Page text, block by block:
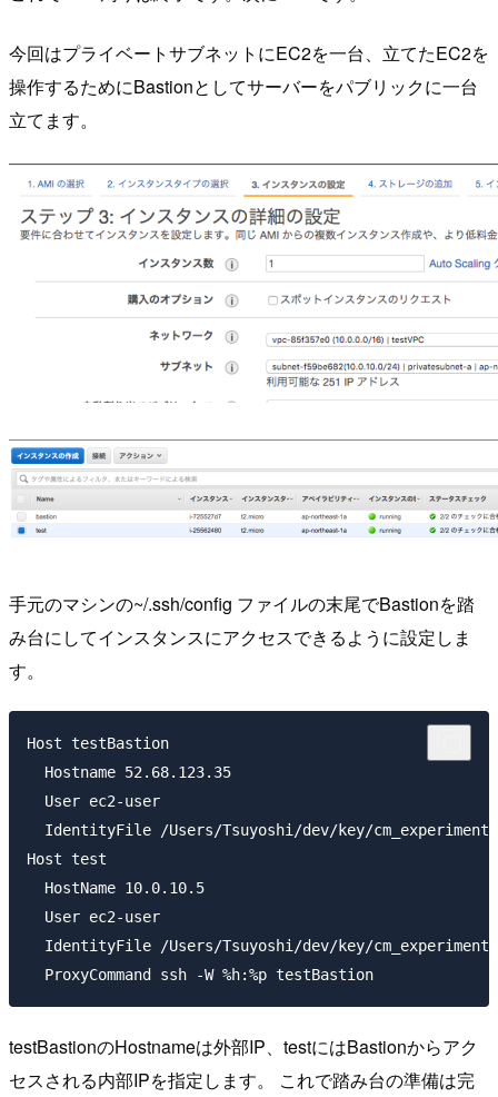
今回はプライベートサブネットにEC2を一台、立てたEC2を
操作するためにBastionとしてサーバーをパブリックに一台
立てます。
手元のマシンの~/.ssh/config ファイルの末尾でBastionを踏
み台にしてインスタンスにアクセスできるように設定しま
す。
Host testBastion
  Hostname 52.68.123.35
  User ec2-user
IdentityFile /Users/Tsuyoshi/dev/key/
Host test
  HostName 10.0.10.5
  User ec2-user
IdentityFile /Users/Tsuyoshi/dev/key/
testBastionのHostnameは外部IP、testにはBastionからアク
セスされる内部IPを指定します。 これで踏み台の準備は完